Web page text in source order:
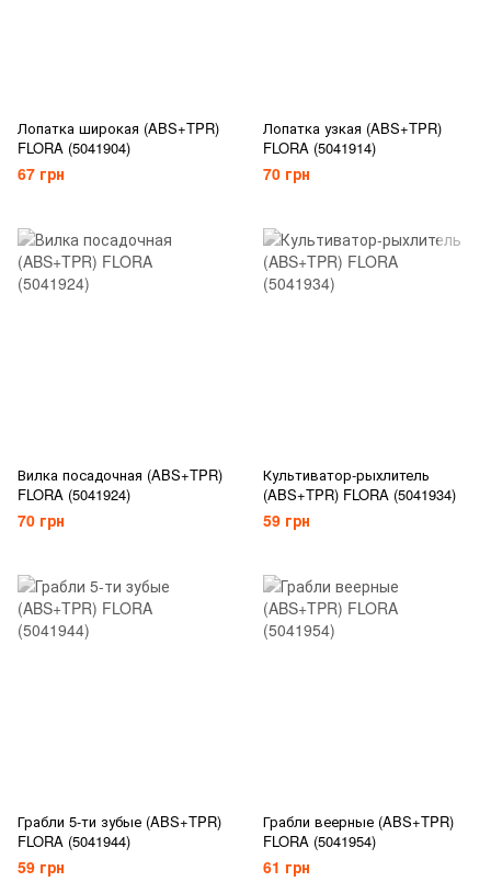
Лопатка широкая (ABS+TPR)
FLORA (5041904)
67 грн
Лопатка узкая (ABS+TPR)
FLORA (5041914)
70 грн
Вилка посадочная (ABS+TPR)
FLORA (5041924)
70 грн
Культиватор-рыхлитель
(ABS+TPR) FLORA (5041934)
59 грн
Грабли 5-ти зубые (ABS+TPR)
FLORA (5041944)
59 грн
Грабли веерные (ABS+TPR)
FLORA (5041954)
61 грн